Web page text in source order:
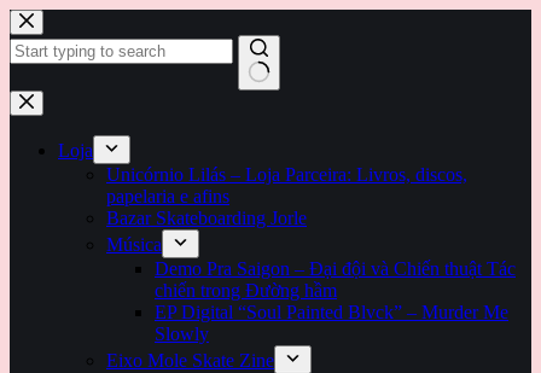
Pular
para
o
Sem
resultados
Loja
Unicórnio Lilás – Loja Parceira: Livros, discos,
papelaria e afins
Bazar Skateboarding Jorle
Música
Demo Pra Saigon – Đại đội và Chiến thuật Tác
chiến trong Đường hầm
EP Digital “Soul Painted Blvck” – Murder Me
Slowly
Eixo Mole Skate Zine